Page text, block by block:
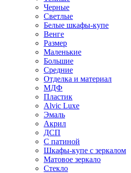
Черные
Светлые
Белые шкафы-купе
Венге
Размер
Маленькие
Большие
Средние
Отделка и материал
МДФ
Пластик
Alvic Luxe
Эмаль
Акрил
ДСП
С патиной
Шкафы-купе с зеркалом
Матовое зеркало
Стекло